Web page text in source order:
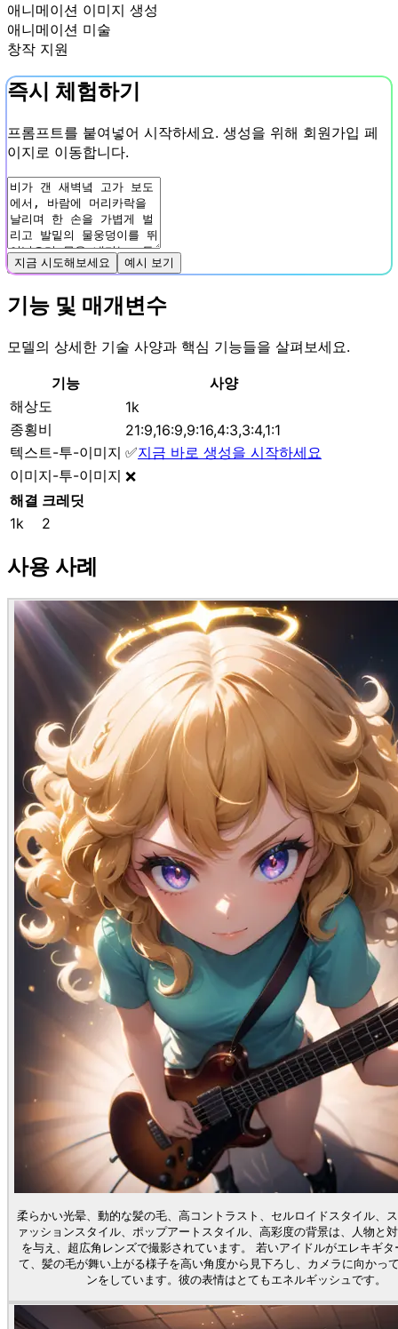
애니메이션 이미지 생성
애니메이션 미술
창작 지원
즉시 체험하기
프롬프트를 붙여넣어 시작하세요. 생성을 위해 회원가입 페
이지로 이동합니다.
지금 시도해보세요 예시 보기
기능 및 매개변수
모델의 상세한 기술 사양과 핵심 기능들을 살펴보세요.
기능
사양
해상도
1k
종횡비
21:9,16:9,9:16,4:3,3:4,1:1
텍스트-투-이미지 ✅지금 바로 생성을 시작하세요
이미지-투-이미지 ❌
해결 크레딧
1k
2
사용 사례
柔らかい光晕、動的な髪の毛、高コントラスト、セルロイドスタイル、
ァッションスタイル、ポップアートスタイル、高彩度の背景は、人物と
を与え、超広角レンズで撮影されています。 若いアイドルがエレキギターを手にし
て、髪の毛が舞い上がる様子を高い角度から見下ろし、カメラに向かっ
ンをしています。彼の表情はとてもエネルギッシュです。